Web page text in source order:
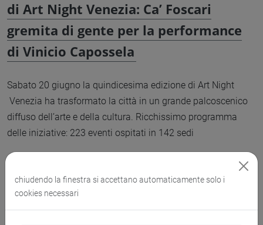
di Art Night Venezia: Ca’ Foscari
gremita di gente per la performance
di Vinicio Capossela
Sabato 20 giugno la quindicesima edizione di Art Night
Venezia ha trasformato la città in un grande palcoscenico
diffuso dell’arte e della cultura. Ricchissimo programma
delle iniziative: 223 eventi ospitati in 142 sedi
chiudendo la finestra si accettano automaticamente solo i
cookies necessari